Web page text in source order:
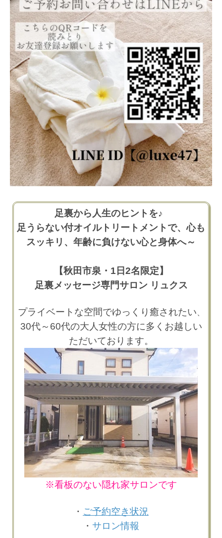
足裏から人生のヒントを♪
足うらない付オイルトリートメントで、心も
スッキリ、年齢に負けない心と身体へ～
【秋田市泉・1日2名限定】
足裏メッセージ専門サロン リュクス
プライベートな空間でゆっくり癒されたい
30代～60代の大人女性の方に多くお越しい
ただいております。
※看板のない隠れ家サロンです
・ ご予約空き状況
・ サロン情報